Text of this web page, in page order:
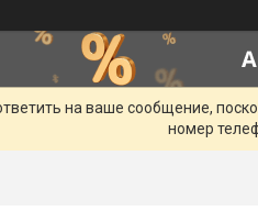
на ваше сообщение,
номер